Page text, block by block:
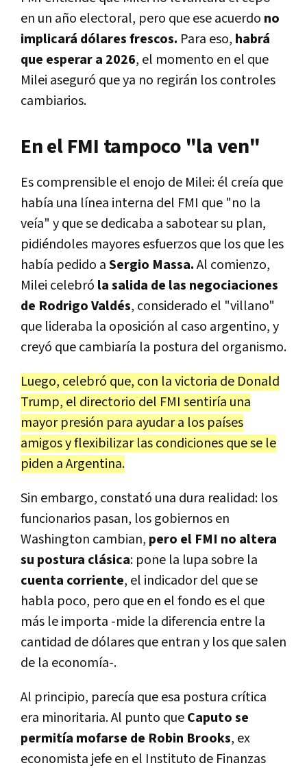
en un año electoral, pero que ese acuerdo no
implicará dólares frescos. Para eso, habrá
que esperar a 2026, el momento en el que
Milei aseguró que ya no regirán los controles
cambiarios.
En el FMI tampoco "la ven"
Es comprensible el enojo de Milei: él creía que
había una línea interna del FMI que "no la
veía" y que se dedicaba a sabotear su plan,
pidiéndoles mayores esfuerzos que los que les
había pedido aSergio Massa.Al comienzo,
Milei celebró la salida de las negociaciones
de Rodrigo Valdés, considerado el "villano"
que lideraba la oposición al caso argentino, y
creyó que cambiaría la postura del organismo.
Luego, celebró que, con la victoria de Donald
Trump, el directorio del FMI sentiría una
mayor presión para ayudar a los países
amigos y flexibilizar las condiciones que se le
piden a Argentina.
Sin embargo, constató una dura realidad: los
funcionarios pasan, los gobiernos en
Washington cambian, pero el FMI no altera
su postura clásica: pone la lupa sobre la
cuenta corriente, el indicador del que se
habla poco, pero que en el fondo es el que
más le importa -mide la diferencia entre la
cantidad de dólares que entran y los que salen
de la economía-.
Al principio, parecía que esa postura crítica
era minoritaria. Al punto queCaputo se
permitía mofarse de Robin Brooks, ex
economista jefe en el Instituto de Finanzas